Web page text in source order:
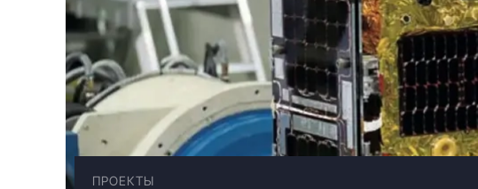
ПРОЕКТЫ